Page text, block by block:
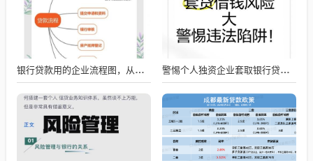
银行贷款用的企业流程图，从申请到放款的全流程解析 警惕个人独资企业套取银行贷款的风险